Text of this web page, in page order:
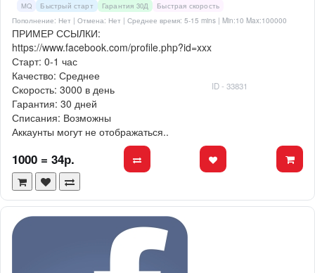
MQ Быстрый старт Гарантия 30Д
Быстрая скорость
Пополнение: Нет | Отмена: Нет | Среднее время: 5-15 mins | Min:10 Max:100000
ПРИМЕР ССЫЛКИ:
https://www.facebook.com/profile.php?id=xxx
Старт: 0-1 час
Качество: Среднее
Скорость: 3000 в день
Гарантия: 30 дней
Списания: Возможны
Аккаунты могут не отображаться..
ID - 33831
1000 = 34р.